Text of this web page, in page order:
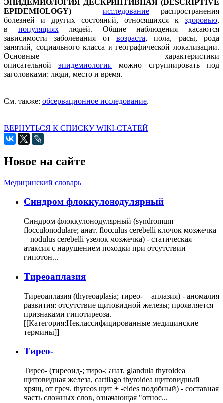
ЭПИДЕМИОЛОГИЯ ДЕСКРИПТИВНАЯ (DESCRIPTIVE
EPIDEMIOLOGY) — исследованиераспространения
болезней и других состояний, относящихся к здоровью,
в популяцияхлюдей. Общие наблюдения касаются
зависимости заболевания от возраста, пола, расы, рода
занятий, социального класса и географической локализации.
Основные характеристики
описательной эпидемиологии можно сгруппировать под
заголовками: люди, место и время.
См. также: обсервационное исследование.
ВЕРНУТЬСЯ К СПИСКУ WIKI-СТАТЕЙ
Новое на сайте
Медицинский словарь
Cиндром флоккулонодулярный
Синдром флоккулонодулярный (syndromum
flocculonodulare; анат. flocculus cerebelli клочок мозжечка
+ nodulus cerebelli узелок мозжечка) - статическая
атаксия с нарушением походки при отсутствии
гипотон...
Тиреоаплазия
Тиреоаплазия (thyreoaplasia; тирео- + аплазия) - аномалия
развития: отсутствие щитовидной железы; проявляется
признаками гипотиреоза.
[[Категория:Неклассифицированные медицинские
термины]]
Тирео-
Тирео- (тиреоид-; тиро-; анат. glandula thyroidea
щитовидная железа, cartilago thyroidea щитовидный
хрящ, от греч. thyreos щит + -eides подобный) - составная
часть сложных слов, означающая "относ...